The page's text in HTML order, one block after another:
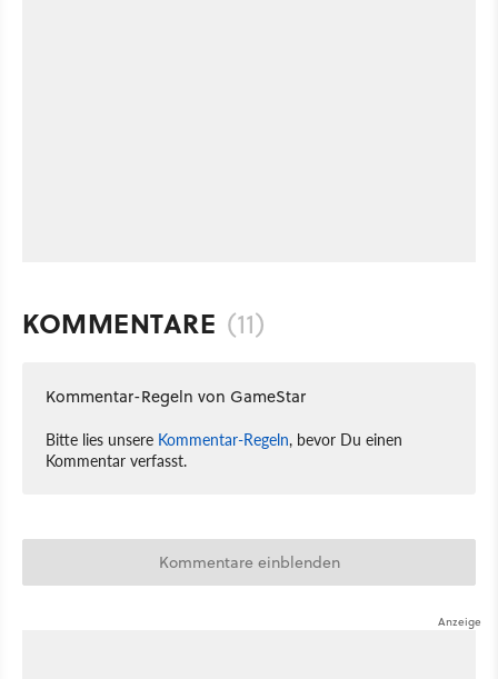
KOMMENTARE (11)
Kommentar-Regeln von GameStar
Bitte lies unsere Kommentar-Regeln, bevor Du einen
Kommentar verfasst.
Kommentare einblenden